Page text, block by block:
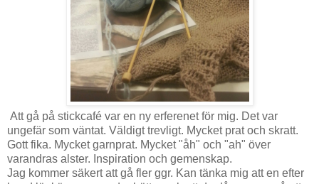
Att gå på stickcafé var en ny erferenet för mig. Det var
ungefär som väntat. Väldigt trevligt. Mycket prat och skratt.
Gott fika. Mycket garnprat. Mycket "åh" och "ah" över
varandras alster. Inspiration och gemenskap.
Jag kommer säkert att gå fler ggr. Kan tänka mig att en efter